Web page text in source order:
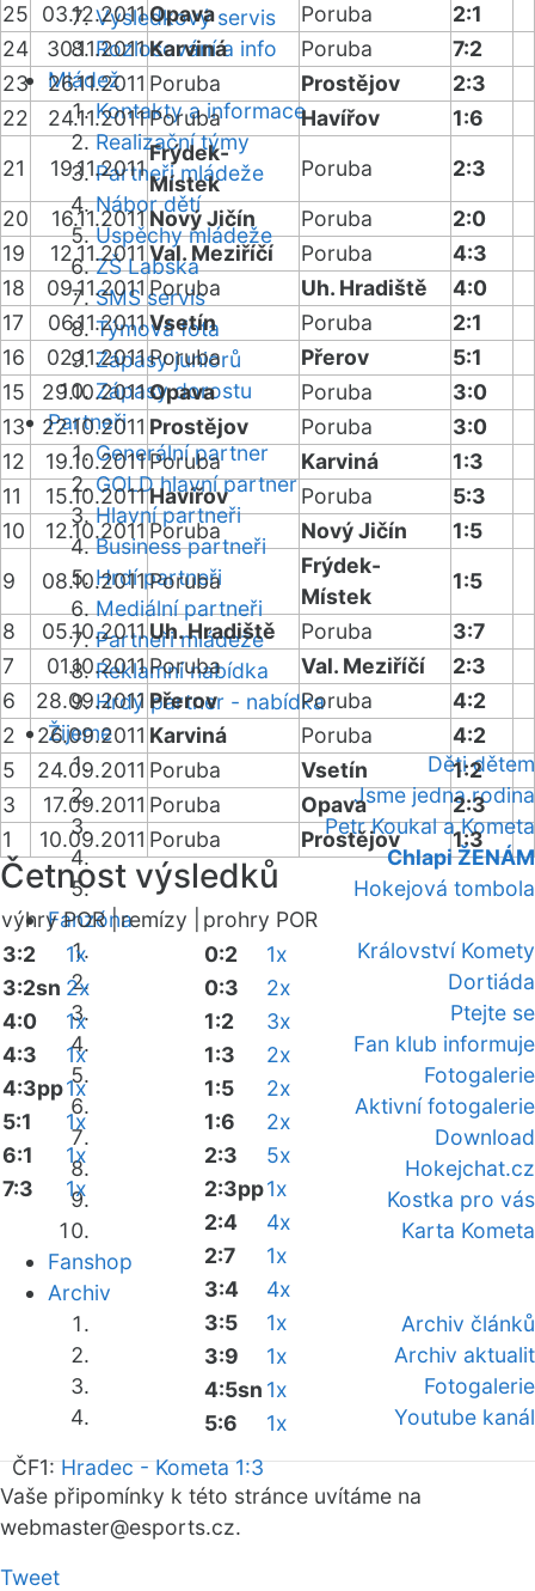
Výsledkový servis
Rozlosování a info
Mládež
Kontakty a informace
Realizační týmy
Partneři mládeže
Nábor dětí
Úspěchy mládeže
ZŠ Labská
SMS servis
Týmová fota
Zápasy juniorů
Zápasy dorostu
Partneři
Generální partner
GOLD hlavní partner
Hlavní partneři
Business partneři
Hrdí partneři
Mediální partneři
Partneři mládeže
Reklamní nabídka
Hrdý partner - nabídka
Žijeme
Děti dětem
Jsme jedna rodina
Petr Koukal a Kometa
Chlapi ŽENÁM
Hokejová tombola
Fanzóna
Království Komety
Dortiáda
Ptejte se
Fan klub informuje
Fotogalerie
Aktivní fotogalerie
Download
Hokejchat.cz
Kostka pro vás
Karta Kometa
Fanshop
Archiv
Archiv článků
Archiv aktualit
Fotogalerie
Youtube kanál
ČF1:Hradec - Kometa 1:3
25
03.12.2011Opava Poruba
2:1
24
30.11.2011Karviná Poruba
7:2
23
26.11.2011 Poruba Prostějov
2:3
22
24.11.2011Poruba Havířov
1:6
21
19.11.2011
Frýdek-
Místek
Poruba
2:3
20
16.11.2011Nový Jičín Poruba
2:0
19
12.11.2011 Val. Meziříčí Poruba
4:3
18
09.11.2011 Poruba Uh. Hradiště
4:0
17
06.11.2011Vsetín Poruba
2:1
16
02.11.2011Poruba Přerov
5:1
15
29.10.2011Opava Poruba
3:0
13
22.10.2011 Prostějov Poruba
3:0
12
19.10.2011Poruba Karviná
1:3
11
15.10.2011Havířov Poruba
5:3
10
12.10.2011 Poruba Nový Jičín
1:5
9
08.10.2011Poruba
Frýdek-
Místek
1:5
8
05.10.2011Uh. Hradiště Poruba
3:7
7
01.10.2011Poruba Val. Meziříčí
2:3
6
28.09.2011 Přerov Poruba
4:2
2
26.09.2011 Karviná Poruba
4:2
5
24.09.2011 Poruba Vsetín
1:2
3
17.09.2011 Poruba Opava
2:3
1
10.09.2011 Poruba Prostějov 1:3
Četnost výsledků
výhry POR |remízy |
prohry POR
3:2
1x
3:2sn 2x
4:0
1x
4:3
1x
4:3pp1x
5:1
1x
6:1
1x
7:3
1x
0:2
1x
0:3
2x
1:2
3x
1:3
2x
1:5
2x
1:6
2x
2:3
5x
2:3pp1x
2:4
4x
2:7
1x
3:4
4x
3:5
1x
3:9
1x
4:5sn 1x
5:6
1x
Vaše připomínky k této stránce uvítáme na
webmaster@esports.cz.
Tweet